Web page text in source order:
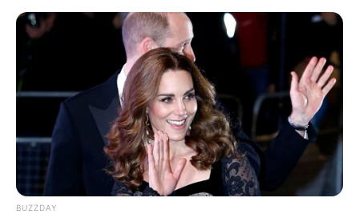
2. Saat menghadiri Festival Film Indonesia 2018
BUZZDAY